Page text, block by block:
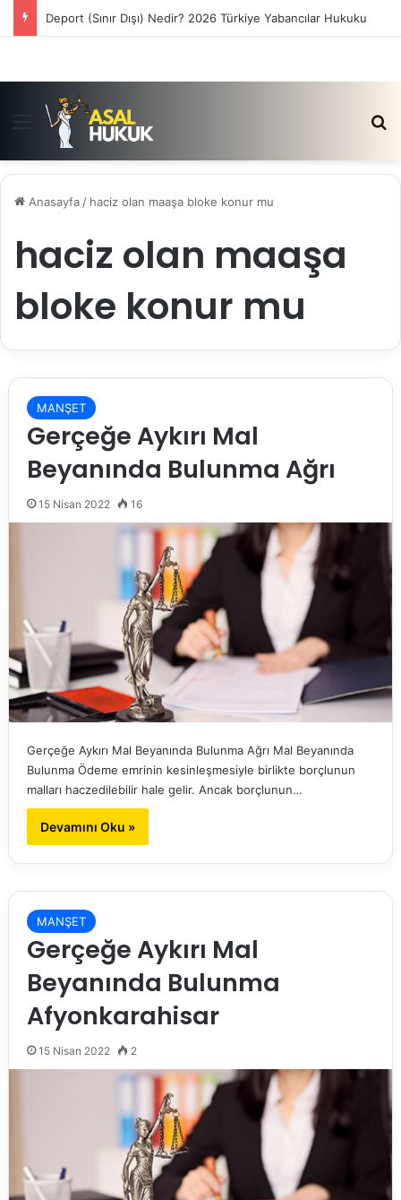
Deport (Sınır Dışı) Nedir? 2026 Türkiye Yabancılar Hukuku
Menü
Anasayfa / haciz olan maaşa bloke konur mu
haciz olan maaşa
bloke konur mu
MANŞET
Gerçeğe Aykırı Mal
Beyanında Bulunma Ağrı
15 Nisan 2022 16
Gerçeğe Aykırı Mal Beyanında Bulunma Ağrı Mal Beyanında
Bulunma Ödeme emrinin kesinleşmesiyle birlikte borçlunun
malları haczedilebilir hale gelir. Ancak borçlunun…
Devamını Oku »
MANŞET
Gerçeğe Aykırı Mal
Beyanında Bulunma
Afyonkarahisar
15 Nisan 2022 2